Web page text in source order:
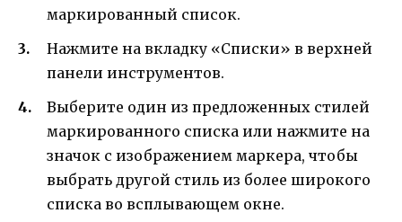
маркированный список.
Нажмите на вкладку «Списки» в верхней
панели инструментов.
Выберите один из предложенных стилей
маркированного списка или нажмите на
значок с изображением маркера, чтобы
выбрать другой стиль из более широкого
списка во всплывающем окне.